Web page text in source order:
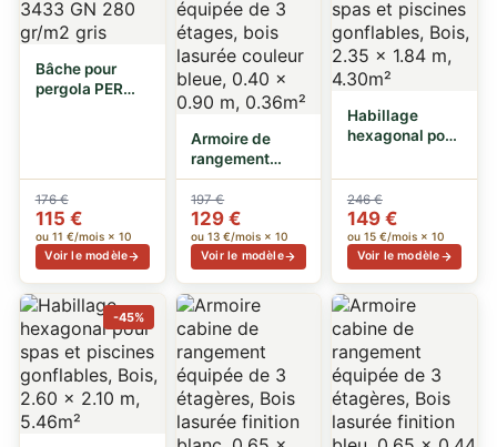
Bâche pour
pergola PER
176 €
115 €
ou 11 €/mois × 10
Voir le modèle
Armoire de
rangement
équipée de 3
étages, bois
lasu…
197 €
129 €
ou 13 €/mois × 10
Voir le modèle
Habillage
hexagonal pour
gonflables…
246 €
149 €
ou 15 €/mois × 10
Voir le modèle
-45%